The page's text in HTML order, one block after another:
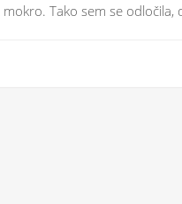
mokro. Tako sem se